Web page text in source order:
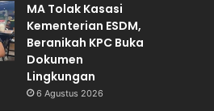
MA Tolak Kasasi
Kementerian ESDM,
Beranikah KPC Buka
Dokumen
Lingkungan
6 Agustus 2026